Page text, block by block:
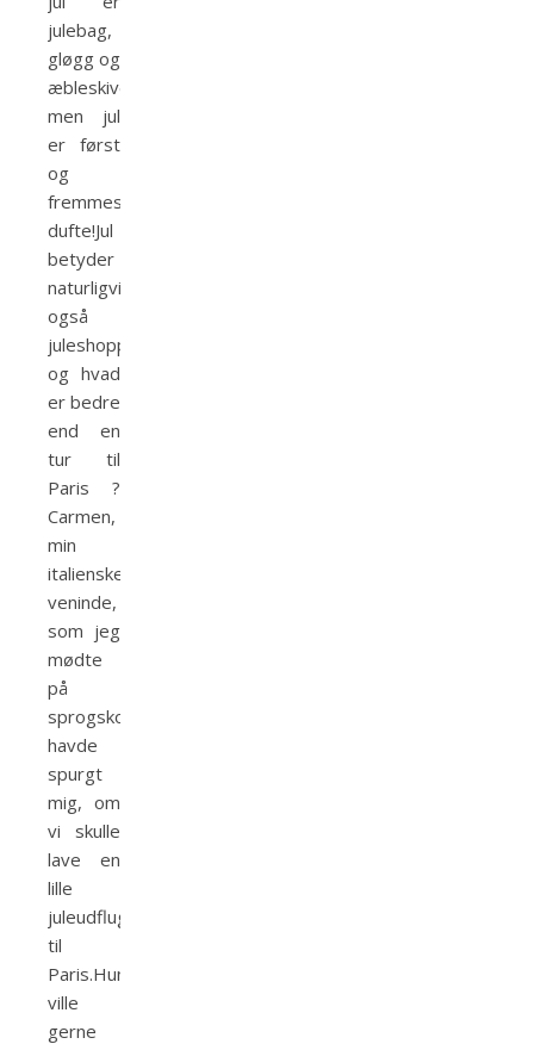
julebag,
gløgg og
æbleskiver,
men jul
er først
og
fremmest
dufte!Jul
betyder
naturligvis
også
juleshopping,
og hvad
er bedre
end en
tur til
Paris ?
Carmen,
min
italienske
veninde,
som jeg
mødte
på
sprogskolen,
havde
spurgt
mig, om
vi skulle
lave en
lille
juleudflugt
til
Paris.Hun
ville
gerne